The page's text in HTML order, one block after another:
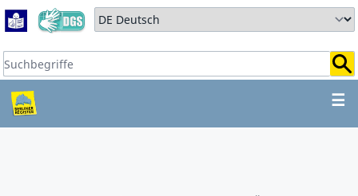
Zum Hauptbereich springen
Zum Hauptmenü springen
Sprache auswählen:
Suchbegriffe:
☰
ZUM HAUPTBEREICH